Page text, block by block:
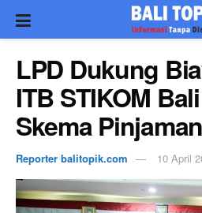
LPD Dukung
ITB STIKOM
Skema Pinjaman
Reporter balitopik.com 10 April